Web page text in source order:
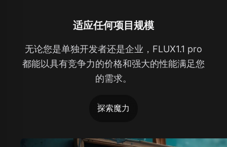
适应任何项目规模
无论您是单独开发者还是企业，FLUX1.1 pro
都能以具有竞争力的价格和强大的性能满足您
的需求。
探索魔力